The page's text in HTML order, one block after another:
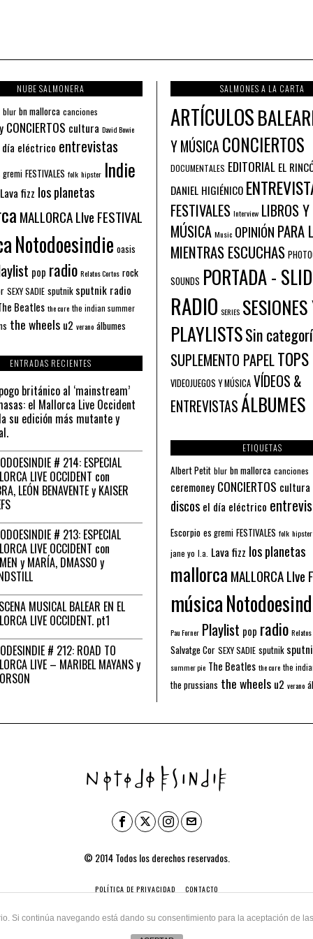
NUBE SALMONERA
blur bn mallorca canciones
CONCIERTOS cultura David Bowie
eléctrico entrevistas
gremi FESTIVALES folk hipster Indie
Lava fizz los planetas
MALLORCA LIve FESTIVAL
Notodoesindie oasis
pop radio Relatos Cortos rock
SEXY SADIE sputnik sputnik radio
Beatles the cure the indian summer
the wheels u2 verano álbumes
ENTRADAS RECIENTES
británico al ‘mainstream’
el Mallorca Live Occident
su edición más mutante y
# 214: ESPECIAL
LIVE OCCIDENT con
LEÓN BENAVENTE y KAISER
# 213: ESPECIAL
LIVE OCCIDENT con
y MARÍA, DMASSO y
MUSICAL BALEAR EN EL
LIVE OCCIDENT. pt1
# 212: ROAD TO
LIVE – MARIBEL MAYANS y
SALMONES A LA CARTA
ARTÍCULOS
Y MÚSICA CONCIERTOS
DOCUMENTALES EDITORIAL EL
DANIEL HIGIÉNICO
FESTIVALES Interview LIBROS Y
MÚSICA Music OPINIÓN PARA
MIENTRAS ESCUCHAS
SOUNDS PORTADA -
RADIO SERIES
PLAYLISTSSin
SUPLEMENTO PAPELTOPS
VIDEOJUEGOS Y MÚSICA VÍDEOS &
ENTREVISTASÁLBUMES
ETIQUETAS
Albert Petit blur bn mallorca canciones
ceremoney CONCIERTOS cultura
discos el día eléctrico
Escorpio es gremi FESTIVALES folk hipster
jane yo l.a. Lava fizz los planetas
mallorca MALLORCA LIve
música
Pau Forner Playlist pop radio
Salvatge Cor SEXY SADIE sputnik
summer pie The Beatles the cure the
the prussians the wheels u2 verano
© 2014 Todos los derechos reservados.
POLÍTICA DE PRIVACIDAD CONTACTO
Si continúa navegando está dando su consentimiento para la aceptación de